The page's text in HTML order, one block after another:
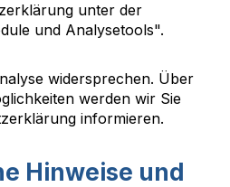
unter der
und Analysetools".
widersprechen. Über
werden wir Sie
informieren.
Hinweise und